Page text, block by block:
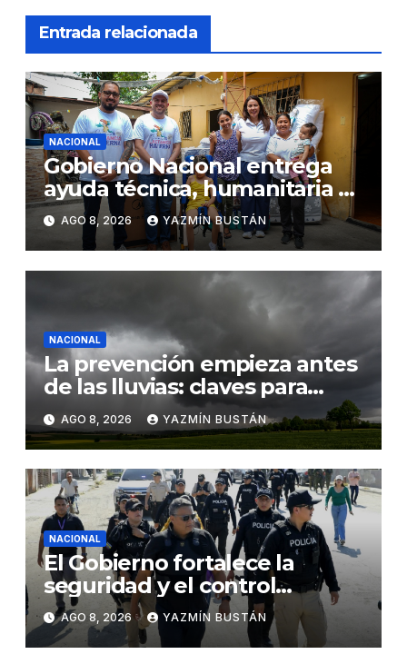
Entrada relacionada
NACIONAL
Gobierno Nacional entrega
ayuda técnica, humanitaria y
Bono Joaquín Gallegos Lara a
familia en situación de
vulnerabilidad
AGO 8, 2026 YAZMÍN BUSTÁN
NACIONAL
La prevención empieza antes
de las lluvias: claves para
proteger los cultivos frente a
El Niño
AGO 8, 2026 YAZMÍN BUSTÁN
NACIONAL
El Gobierno fortalece la
seguridad y el control
territorial en General Villamil
Playas
AGO 8, 2026 YAZMÍN BUSTÁN